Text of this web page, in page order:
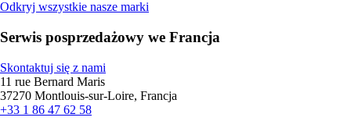
Odkryj wszystkie nasze marki
Serwis posprzedażowy we Francja
Skontaktuj się z nami
11 rue Bernard Maris
37270 Montlouis-sur-Loire, Francja
+33 1 86 47 62 58